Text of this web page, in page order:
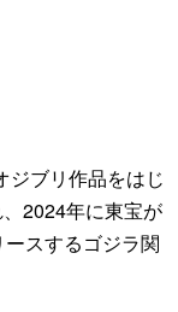
ブリ作品をはじ
2024年に東宝が
スするゴジラ関